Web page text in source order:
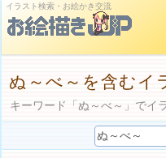
イラスト検索・お絵かき交流
ぬ～べ～を含むイ
キーワード「ぬ～べ～」でイ